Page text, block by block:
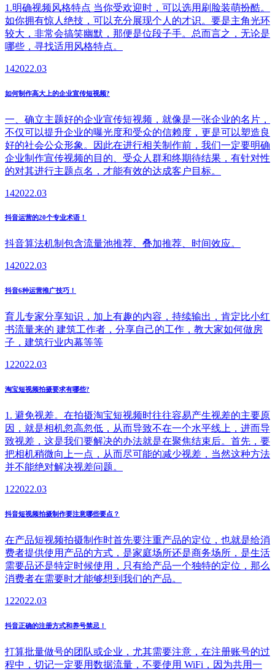
1.明确视频风格特点 当你受欢迎时，可以选用刷脸装萌扮酷。
如你拥有惊人绝技，可以充分展现个人的才识。要是主角光环
较大，非常会搞笑幽默，那便是位段子手。总而言之，无论是
哪些，寻找适用风格特点。
142022.03
如何制作高大上的企业宣传短视频?
一、确立主题好的企业宣传短视频，就像是一张企业的名片，
不仅可以提升企业的曝光度和受众的信赖度，更是可以塑造良
好的社会公众形象。因此在进行相关制作前，我们一定要明确
企业制作宣传视频的目的、受众人群和终期待结果，有针对性
的对其进行主题点名，才能有效的达成客户目标。
142022.03
抖音运营的20个专业术语！
抖音算法机制包含流量池推荐、叠加推荐、时间效应。
142022.03
抖音6种运营推广技巧！
育儿专家分享知识，加上有趣的内容，持续输出，肯定比小红
书流量来的 建筑工作者，分享自己的工作，教大家如何做房
子，建筑行业内幕等等
122022.03
淘宝短视频拍摄要求有哪些?
1. 避免视差。在拍摄淘宝短视频时往往容易产生视差的主要原
因，就是相机忽高忽低，从而导致不在一个水平线上，进而导
致视差，这是我们要解决的办法就是在聚焦结束后。首先，要
把相机稍微向上一点，从而尽可能的减少视差，当然这种方法
并不能绝对解决视差问题。
122022.03
抖音短视频拍摄制作要注意哪些要点？
在产品短视频拍摄制作时首先要注重产品的定位，也就是给消
费者提供使用产品的方式，是家庭场所还是商务场所，是生活
需要品还是特定时候使用，只有给产品一个独特的定位，那么
消费者在需要时才能够想到我们的产品。
122022.03
抖音正确的注册方式和养号禁忌！
打算批量做号的团队或企业，尤其需要注意，在注册账号的过
程中，切记一定要用数据流量，不要使用 WiFi，因为共用一